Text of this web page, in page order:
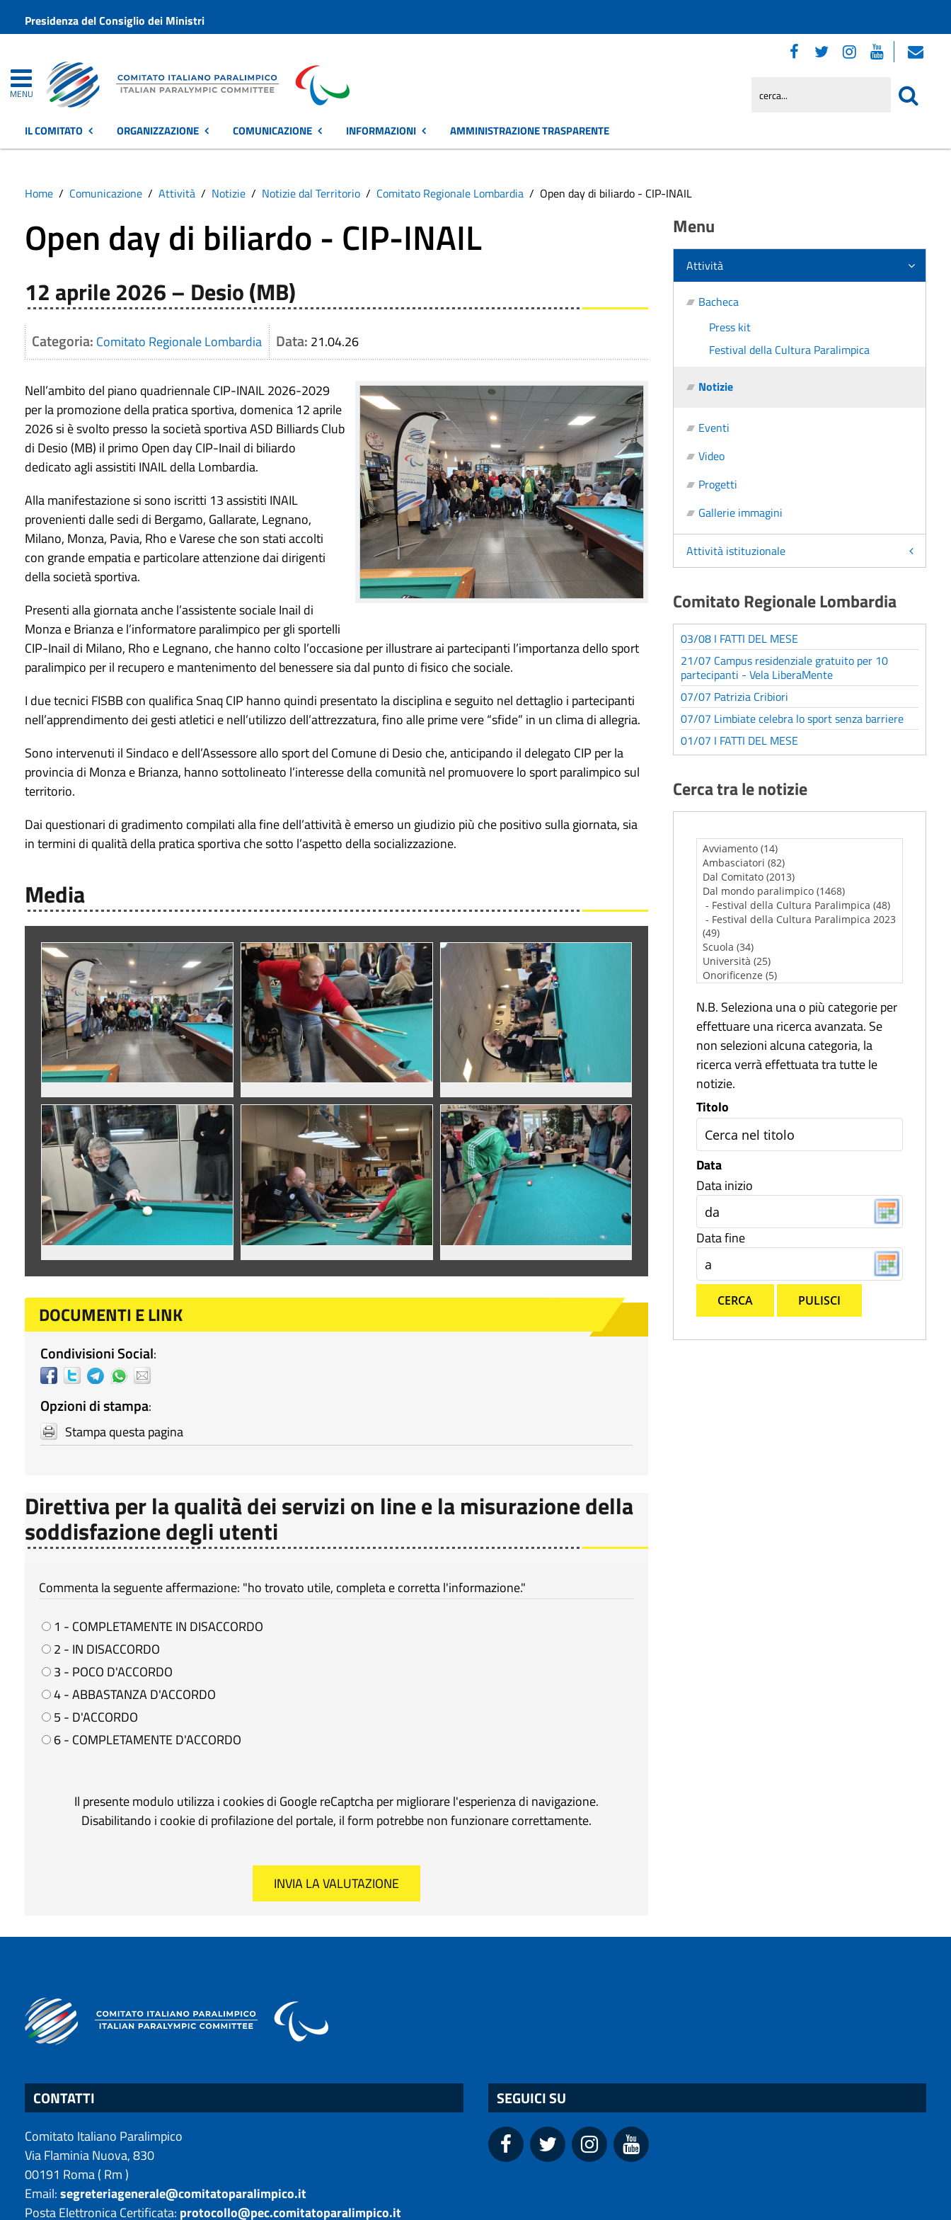
Presidenza del Consiglio dei Ministri
MENU
IL COMITATO ORGANIZZAZIONE COMUNICAZIONE INFORMAZIONI AMMINISTRAZIONE TRASPARENTE
Home Comunicazione Attività Notizie Notizie dal Territorio Comitato Regionale Lombardia Open day di biliardo - CIP-INAIL
Open day di biliardo - CIP-INAIL
12 aprile 2026 – Desio (MB)
Categoria: Comitato Regionale Lombardia Data: 21.04.26
Nell’ambito del piano quadriennale CIP-INAIL 2026-2029
per la promozione della pratica sportiva, domenica 12 aprile
2026 si è svolto presso la società sportiva ASD Billiards Club
di Desio (MB) il primo Open day CIP-Inail di biliardo
dedicato agli assistiti INAIL della Lombardia.
Alla manifestazione si sono iscritti 13 assistiti INAIL
provenienti dalle sedi di Bergamo, Gallarate, Legnano,
Milano, Monza, Pavia, Rho e Varese che son stati accolti
con grande empatia e particolare attenzione dai dirigenti
della società sportiva.
Presenti alla giornata anche l’assistente sociale Inail di
Monza e Brianza e l’informatore paralimpico per gli sportelli
CIP-Inail di Milano, Rho e Legnano, che hanno colto l’occasione per illustrare ai partecipanti l’importanza dello sport
paralimpico per il recupero e mantenimento del benessere sia dal punto di fisico che sociale.
I due tecnici FISBB con qualifica Snaq CIP hanno quindi presentato la disciplina e seguito nel dettaglio i partecipanti
nell’apprendimento dei gesti atletici e nell’utilizzo dell’attrezzatura, fino alle prime vere “sfide” in un clima di allegria.
Sono intervenuti il Sindaco e dell’Assessore allo sport del Comune di Desio che, anticipando il delegato CIP per la
provincia di Monza e Brianza, hanno sottolineato l’interesse della comunità nel promuovere lo sport paralimpico sul
territorio.
Dai questionari di gradimento compilati alla fine dell’attività è emerso un giudizio più che positivo sulla giornata, sia
in termini di qualità della pratica sportiva che sotto l’aspetto della socializzazione.
Media
DOCUMENTI E LINK
Condivisioni Social:
Opzioni di stampa:
Stampa questa pagina
Direttiva per la qualità dei servizi on line e la misurazione della
soddisfazione degli utenti
Commenta la seguente affermazione: "ho trovato utile, completa e corretta l'informazione."
1 - COMPLETAMENTE IN DISACCORDO
2 - IN DISACCORDO
3 - POCO D'ACCORDO
4 - ABBASTANZA D'ACCORDO
5 - D'ACCORDO
6 - COMPLETAMENTE D'ACCORDO
Il presente modulo utilizza i cookies di Google reCaptcha per migliorare l'esperienza di navigazione.
Disabilitando i cookie di profilazione del portale, il form potrebbe non funzionare correttamente.
Menu
Attività
Bacheca
Press kit
Festival della Cultura Paralimpica
Notizie
Eventi
Video
Progetti
Gallerie immagini
Attività istituzionale
Comitato Regionale Lombardia
03/08 I FATTI DEL MESE
21/07 Campus residenziale gratuito per 10
partecipanti - Vela LiberaMente
07/07 Patrizia Cribiori
07/07 Limbiate celebra lo sport senza barriere
01/07 I FATTI DEL MESE
Cerca tra le notizie
N.B. Seleziona una o più categorie per
effettuare una ricerca avanzata. Se
non selezioni alcuna categoria, la
ricerca verrà effettuata tra tutte le
notizie.
Titolo
Data
Data inizio
Data fine
CERCA PULISCI
CONTATTI
Comitato Italiano Paralimpico
Via Flaminia Nuova, 830
00191 Roma( Rm)
Email:segreteriagenerale@comitatoparalimpico.it
Posta Elettronica Certificata: protocollo@pec.comitatoparalimpico.it
SEGUICI SU